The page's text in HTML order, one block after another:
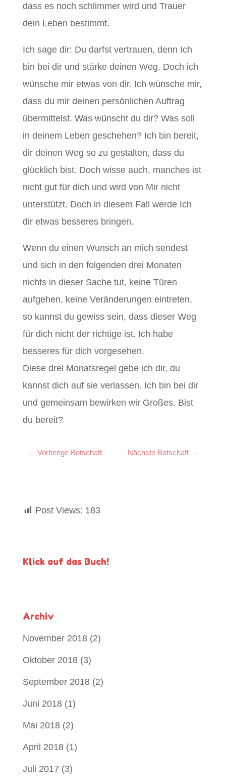
dass es noch schlimmer wird und Trauer
dein Leben bestimmt.
Ich sage dir: Du darfst vertrauen, denn Ich
bin bei dir und stärke deinen Weg. Doch ich
wünsche mir etwas von dir. Ich wünsche mir,
dass du mir deinen persönlichen Auftrag
übermittelst. Was wünscht du dir? Was soll
in deinem Leben geschehen? Ich bin bereit,
dir deinen Weg so zu gestalten, dass du
glücklich bist. Doch wisse auch, manches ist
nicht gut für dich und wird von Mir nicht
unterstützt. Doch in diesem Fall werde Ich
dir etwas besseres bringen.
Wenn du einen Wunsch an mich sendest
und sich in den folgenden drei Monaten
nichts in dieser Sache tut, keine Türen
aufgehen, keine Veränderungen eintreten,
so kannst du gewiss sein, dass dieser Weg
für dich nicht der richtige ist. Ich habe
besseres für dich vorgesehen.
Diese drei Monatsregel gebe ich dir, du
kannst dich auf sie verlassen. Ich bin bei dir
und gemeinsam bewirken wir Großes. Bist
du bereit?
← Vorherige Botschaft Nächste Botschaft →
Post Views: 183
Klick auf das Buch!
Archiv
November 2018(2)
Oktober 2018(3)
September 2018(2)
Juni 2018(1)
Mai 2018(2)
April 2018(1)
Juli 2017 (3)